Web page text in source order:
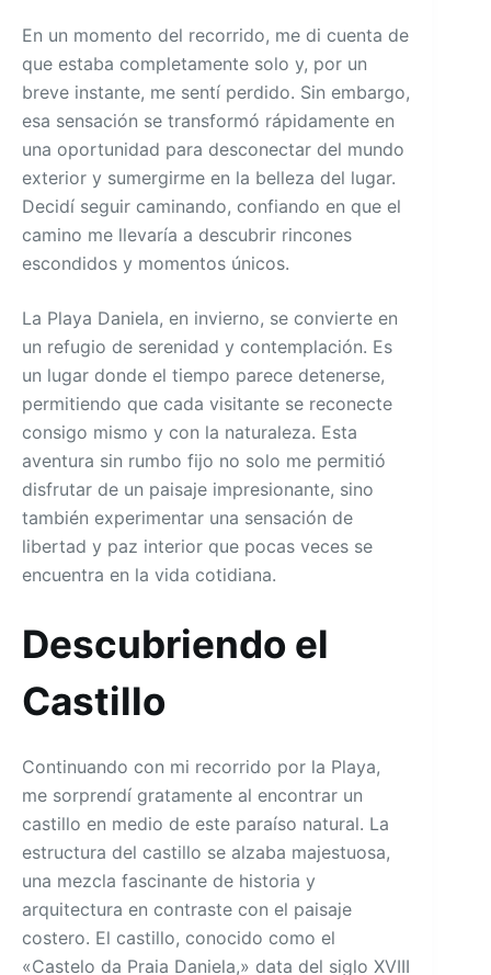
En un momento del recorrido, me di cuenta de
que estaba completamente solo y, por un
breve instante, me sentí perdido. Sin embargo,
esa sensación se transformó rápidamente en
una oportunidad para desconectar del mundo
exterior y sumergirme en la belleza del lugar.
Decidí seguir caminando, confiando en que el
camino me llevaría a descubrir rincones
escondidos y momentos únicos.
La Playa Daniela, en invierno, se convierte en
un refugio de serenidad y contemplación. Es
un lugar donde el tiempo parece detenerse,
permitiendo que cada visitante se reconecte
consigo mismo y con la naturaleza. Esta
aventura sin rumbo fijo no solo me permitió
disfrutar de un paisaje impresionante, sino
también experimentar una sensación de
libertad y paz interior que pocas veces se
encuentra en la vida cotidiana.
Descubriendo el
Castillo
Continuando con mi recorrido por la Playa,
me sorprendí gratamente al encontrar un
castillo en medio de este paraíso natural. La
estructura del castillo se alzaba majestuosa,
una mezcla fascinante de historia y
arquitectura en contraste con el paisaje
costero. El castillo, conocido como el
«Castelo da Praia Daniela,» data del siglo XVIII